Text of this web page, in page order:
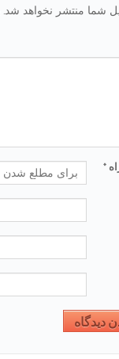
شما منتشر نخواهد شد.
*